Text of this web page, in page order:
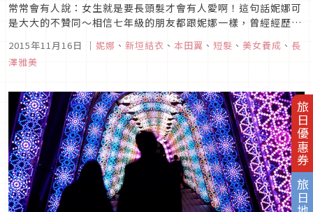
旅日優惠券
常常會有人說：女生就是要長頭髮才會有人愛啊！這句話妮娜可
是大大的不贊同～相信七年級的朋友都跟妮娜一樣，曾經經歷過
夠有一頭飄逸的長髮，就像公主一樣！但長大之後才會發現，長
頭髮洗頭吹頭豪～累～啊！看到留著短髮的女孩們三分鐘搞定那
2015年11月16日 ｜ 妮娜 、 新垣結衣 、 本田翼 、 短髮 、 美女養成 、 長
澤雅美